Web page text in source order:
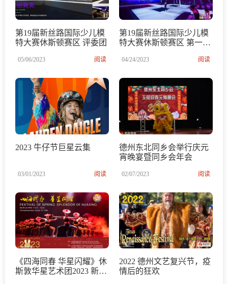
第19届新丝路国际少儿模
特大赛休斯顿赛区 评委团
05/06/2023 阅读
第19届新丝路国际少儿模
特大赛休斯顿赛区 第一次
夜！
04/24/2023 阅读
2023 牛仔节巨星云集
03/01/2023 阅读
德州东北同乡会举行庆元
宵晚宴暨同乡会年会
02/07/2023 阅读
《四海同春 华星闪耀》休
斯敦华星艺术团2023 新春
2022 德州文艺复兴节，疫
情后的狂欢